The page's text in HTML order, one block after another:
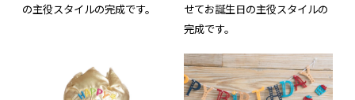
の主役スタイルの完成です。
せてお誕生日の主役スタイルの
完成です。